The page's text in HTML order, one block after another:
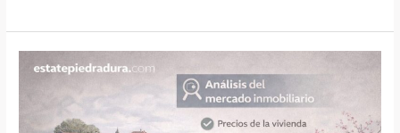
Marzo:
mercado